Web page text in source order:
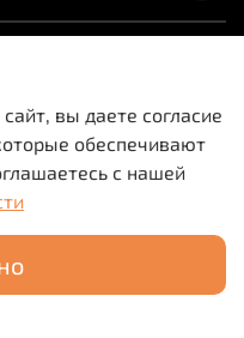
носит
характер и не
вы даете согласие
обеспечивают
с нашей